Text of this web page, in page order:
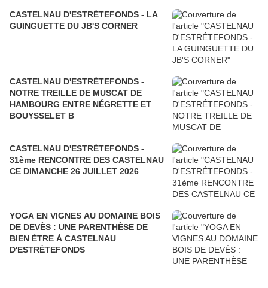
CASTELNAU D'ESTRÉTEFONDS - LA
GUINGUETTE DU JB'S CORNER
CASTELNAU D'ESTRÉTEFONDS -
NOTRE TREILLE DE MUSCAT DE
HAMBOURG ENTRE NÉGRETTE ET
BOUYSSELET B
CASTELNAU D'ESTRÉTEFONDS -
31ème RENCONTRE DES CASTELNAU
CE DIMANCHE 26 JUILLET 2026
YOGA EN VIGNES AU DOMAINE BOIS
DE DEVÈS : UNE PARENTHÈSE DE
BIEN ÈTRE À CASTELNAU
D'ESTRÉTEFONDS